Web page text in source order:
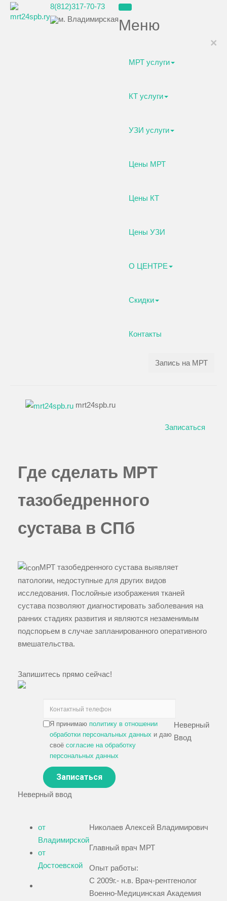
8(812)317-70-73
м. ВладимирскаяМеню
×
МРТ услуги
КТ услуги
УЗИ услуги
Цены МРТ
Цены КТ
Цены УЗИ
О ЦЕНТРЕ
Скидки
Контакты
Запись на МРТ
mrt24spb.ru
Записаться
Где сделать МРТ
тазобедренного
сустава в СПб
МРТ тазобедренного сустава выявляет
патологии, недоступные для других видов
исследования. Послойные изображения тканей
сустава позволяют диагностировать заболевания на
ранних стадиях развития и являются незаменимым
подспорьем в случае запланированного оперативного
вмешательства.
Запишитесь прямо сейчас!
Я принимаю политику в отношении
обработки персональных данных и даю
своё согласие на обработку
персональных данных
Неверный
Ввод
Неверный ввод
от
Владимирской
от
Достоевской
Николаев Алексей Владимирович
Главный врач МРТ
Опыт работы:
С 2009г.- н.в. Врач-рентгенолог
Военно-Медицинская Академия